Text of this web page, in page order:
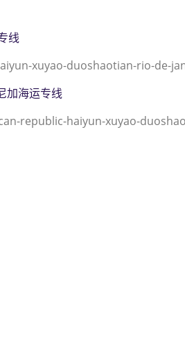
线
xuyao-duoshaotian-rio-de-
加海运专线
republic-haiyun-xuyao-